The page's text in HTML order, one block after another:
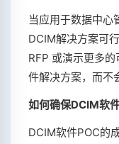
当应用于数据中心
DCIM解决方案可
RFP 或演示更多
件解决方案，而不
如何确保DCIM软
DCIM软件POC的